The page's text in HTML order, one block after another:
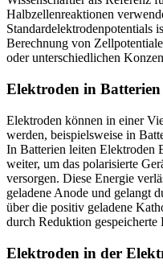
Halbzellenreaktionen
Standardelektrodenpotentials
Berechnung von
oder unterschiedlichen
Elektroden in Batterien
Elektroden können in einer
werden, beispielsweise in
In Batterien leiten Elektroden
weiter, um das polarisierte
versorgen. Diese Energie
geladene Anode und gelangt
über die positiv geladene
durch Reduktion gespeicherte
Elektroden in der